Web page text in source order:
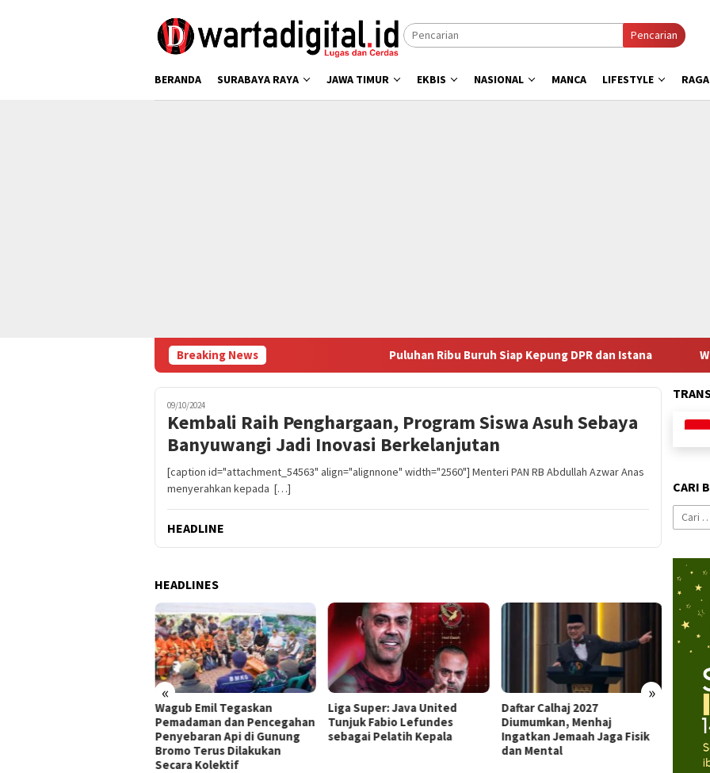
Pencarian
BERANDA SURABAYA RAYA JAWA TIMUR EKBIS NASIONAL MANCA LIFESTYLE
Breaking News Puluhan Ribu Buruh Siap Kepung DPR dan Istana Wagub Emil
09/10/2024
Kembali Raih Penghargaan, Program Siswa Asuh Sebaya
Banyuwangi Jadi Inovasi Berkelanjutan
[caption id="attachment_54563" align="alignnone" width="2560"] Menteri PAN RB Abdullah Azwar Anas
menyerahkan kepada […]
HEADLINE
HEADLINES
« »
Wagub Emil Tegaskan
Pemadaman dan Pencegahan
Penyebaran Api di Gunung
Bromo Terus Dilakukan
Secara Kolektif
Liga Super: Java United
Tunjuk Fabio Lefundes
sebagai Pelatih Kepala
Daftar Calhaj 2027
Diumumkan, Menhaj
Ingatkan Jemaah Jaga Fisik
dan Mental
Jadi
dari
CARI
Cari
untuk: